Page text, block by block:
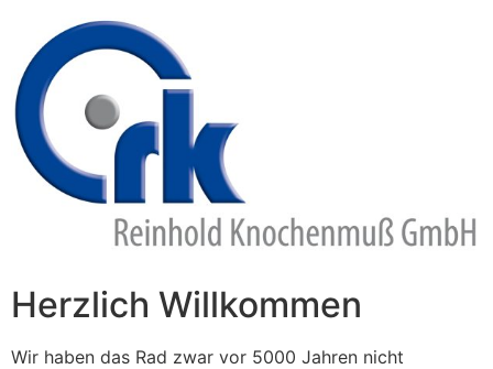
Inhalt
springen
Herzlich Willkommen
Wir haben das Rad zwar vor 5000 Jahren nicht